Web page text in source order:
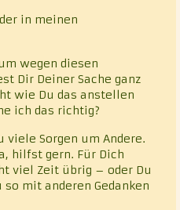
in meinen
wegen diesen
Dir Deiner Sache ganz
wie Du das anstellen
ich das richtig?
viele Sorgen um Andere.
hilfst gern. Für Dich
viel Zeit übrig – oder Du
mit anderen Gedanken